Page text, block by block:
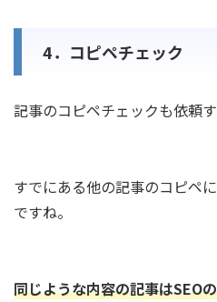
4．コピペチェック
記事のコピペチェックも依頼す
すでにある他の記事のコピペ
ですね。
同じような内容の記事はSEO